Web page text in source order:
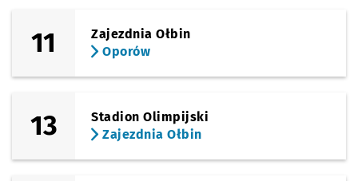
11
Zajezdnia Ołbin
Oporów
13
Stadion Olimpijski
Zajezdnia Ołbin